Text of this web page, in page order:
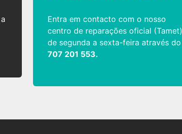
Entra em contacto com o nosso
centro de reparações oficial (Tamet)
de segunda a sexta-feira através do
707 201 553.